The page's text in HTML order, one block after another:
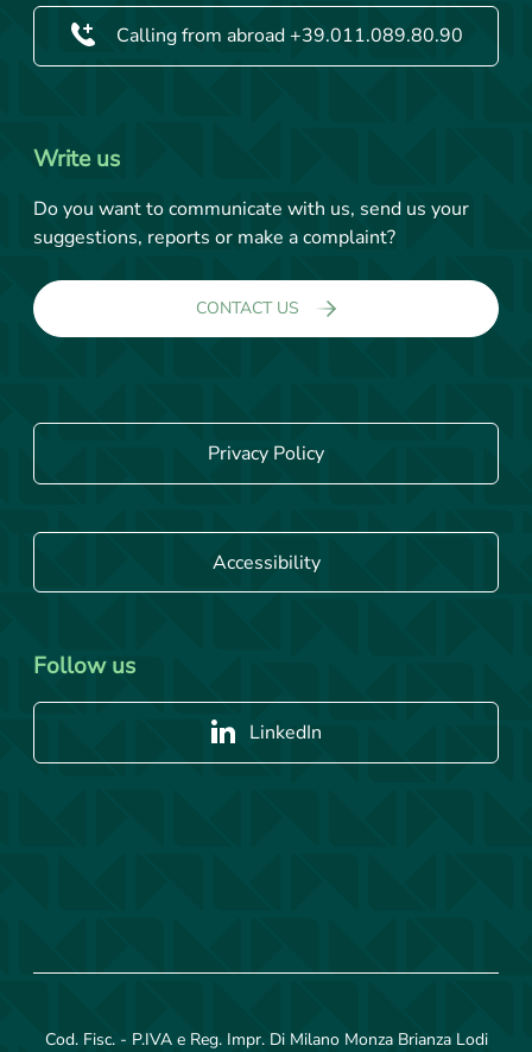
Calling from abroad +39.011.089.80.90
Write us
Do you want to communicate with us, send us your
suggestions, reports or make a complaint?
CONTACT US
Privacy Policy
Accessibility
Follow us
LinkedIn
Cod. Fisc. - P.IVA e Reg. Impr. Di Milano Monza Brianza Lodi